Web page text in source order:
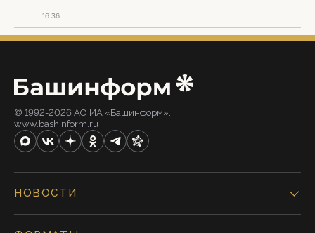
16:36
© 1992-2026 АО ИА «Башинформ».
www.bashinform.ru
НОВОСТИ